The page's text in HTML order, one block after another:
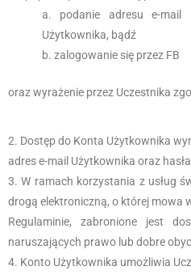
podanie adresu e-
Użytkownika, bądź
zalogowanie się przez FB
oraz wyrażenie przez Uczestnika
Dostęp do Konta Użytkownika
adres e-mail Użytkownika oraz
W ramach korzystania z usług
drogą elektroniczną, o której mowa
Regulaminie, zabronione jest
naruszających prawo lub dobre
Konto Użytkownika umożliwia